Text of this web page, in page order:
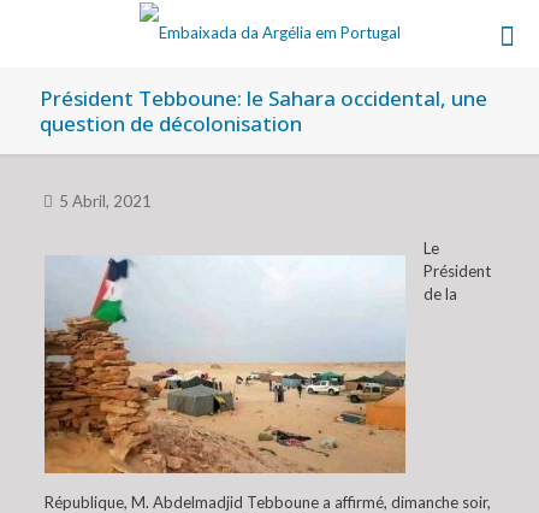
Président Tebboune: le Sahara occidental, une
question de décolonisation
5 Abril, 2021
Le
Président
de la
République, M. Abdelmadjid Tebboune a affirmé, dimanche soir,